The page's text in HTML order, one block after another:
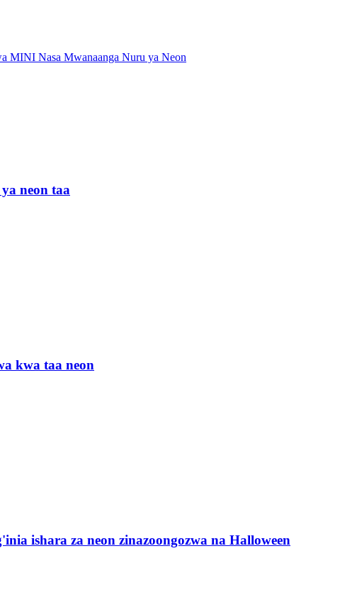
neon taa
kwa taa neon
ishara za neon zinazoongozwa na Halloween